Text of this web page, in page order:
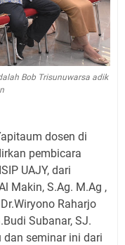
Bob Trisunuwarsa adik
dosen di
pembicara
UAJY, dari
Makin, S.Ag. M.Ag ,
Raharjo
Subanar, SJ.
dan seminar ini dari